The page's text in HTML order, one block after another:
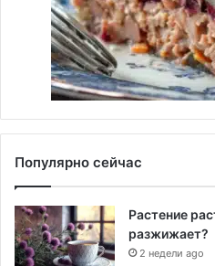
Популярно сейчас
Растение
разжижает?
2 недели ago